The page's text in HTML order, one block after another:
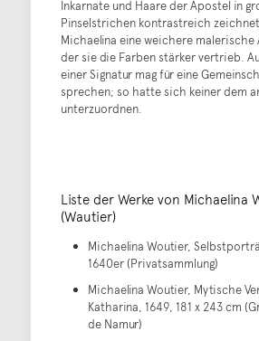
Inkarnate und Haare der Apostel in
Pinselstrichen kontrastreich
Michaelina eine weichere malerische
der sie die Farben stärker vertrieb.
einer Signatur mag für eine
sprechen; so hatte sich keiner dem
unterzuordnen.
Liste der Werke von Michaelina
(Wautier)
Michaelina Woutier,
1640er (Privatsammlung)
Michaelina Woutier, Mytische
Katharina, 1649, 181 x 243 cm
de Namur)